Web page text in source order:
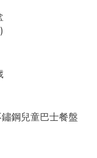
鋼兒童巴士餐盤